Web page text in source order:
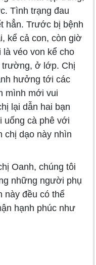
Tình trạng đau
hẳn. Trước bị bệnh
kể cả con, còn giờ
véo von kể cho
trường, ở lớp. Chị
hưởng tới các
mình mới vui
lại dẫn hai bạn
uống cà phê với
chị dạo này nhìn
Oanh, chúng tôi
những người phụ
này đều có thể
hạnh phúc như